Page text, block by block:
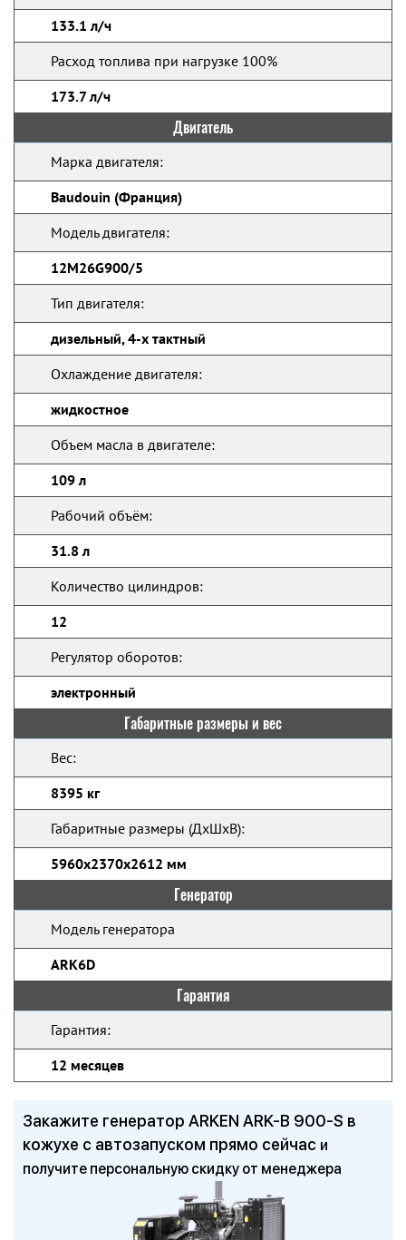
133.1 л/ч
Расход топлива при нагрузке 100%
173.7 л/ч
Двигатель
Марка двигателя:
Baudouin (Франция)
Модель двигателя:
12M26G900/5
Тип двигателя:
дизельный, 4-х тактный
Охлаждение двигателя:
жидкостное
Объем масла в двигателе:
109 л
Рабочий объём:
31.8 л
Количество цилиндров:
12
Регулятор оборотов:
электронный
Габаритные размеры и вес
Вес:
8395 кг
Габаритные размеры (ДхШхВ):
5960x2370x2612 мм
Генератор
Модель генератора
ARK6D
Гарантия
Гарантия:
12 месяцев
Закажите генератор ARKEN ARK-B 900-S в
кожухе с автозапуском прямо сейчас и
получите персональную скидку от менеджера